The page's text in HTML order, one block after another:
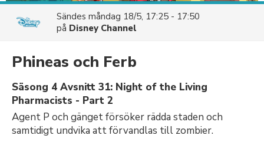
Sändes måndag 18/5, 17:25 - 17:50
på Disney Channel
Phineas och Ferb
Säsong 4 Avsnitt 31: Night of the Living
Pharmacists - Part 2
Agent P och gänget försöker rädda staden och
samtidigt undvika att förvandlas till zombier.